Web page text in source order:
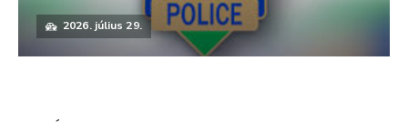
2026. július 29.